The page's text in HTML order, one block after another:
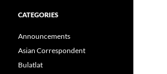
CATEGORIES
Announcements
Asian Correspondent
Bulatlat